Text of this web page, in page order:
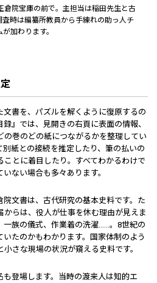
院宝庫の前で。主担当は稲田先生と古
時は編纂所教員から手練れの助っ人チ
が加わります。
書を、パズルを解くように復原するの
』では、見開きの右頁に表面の情報、
の巻のどの紙につながるかを整理してい
紙との接続を推定したり、筆の払いの
とに着目したり。すべてわかるわけで
ない場合も多々あります。
文書は、古代研究の基本史料です。た
からは、役人が仕事を休む理由が見えま
一族の儀式、作業着の洗濯……。8世紀の
たのかもわかります。国家体制のよう
さな現場の状況が窺える史料です。
登場します。当時の渡来人は知的エ